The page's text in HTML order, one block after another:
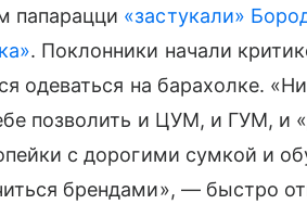
папарацци «застукали»
. Поклонники начали
одеваться на барахолке.
позволить и ЦУМ, и ГУМ, и
с дорогими сумкой и
брендами», — быстро